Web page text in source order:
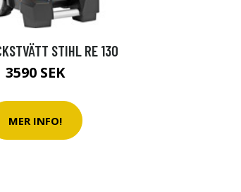
STIHL RE 130
3590 SEK
MER INFO!